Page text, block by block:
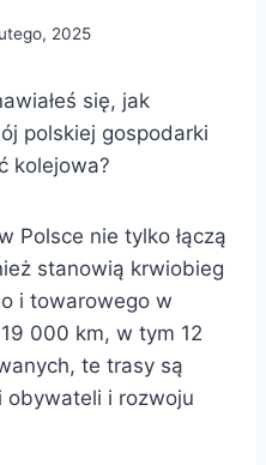
2025
się, jak
polskiej gospodarki
kolejowa?
Polsce nie tylko łączą
stanowią krwiobieg
i towarowego w
000 km, w tym 12
te trasy są
obywateli i rozwoju